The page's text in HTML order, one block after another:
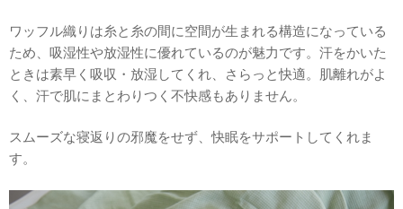
ワッフル織りは糸と糸の間に空間が生まれる構造になっている
ため、吸湿性や放湿性に優れているのが魅力です。汗をかいた
ときは素早く吸収・放湿してくれ、さらっと快適。肌離れがよ
く、汗で肌にまとわりつく不快感もありません。
スムーズな寝返りの邪魔をせず、快眠をサポートしてくれま
す。